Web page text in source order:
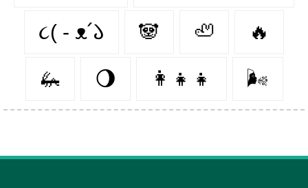
૮( - ᴥ՛𑁬 🐼 🦥 🔥
🦗 🌖 👩‍👧‍👧 🌬️